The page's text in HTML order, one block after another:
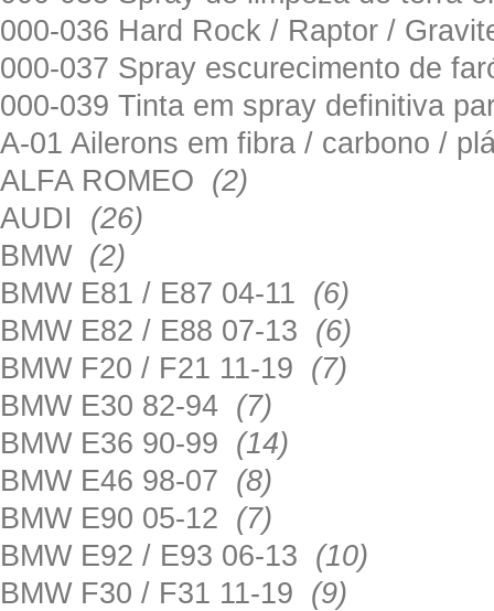
000-036 Hard Rock / Raptor /
000-037 Spray escurecimento de
000-039 Tinta em spray definitiva
A-01 Ailerons em fibra / carbono /
ALFA ROMEO (2)
AUDI (26)
BMW (2)
BMW E81 / E87 04-11 (6)
BMW E82 / E88 07-13 (6)
BMW F20 / F21 11-19 (7)
BMW E30 82-94 (7)
BMW E36 90-99 (14)
BMW E46 98-07 (8)
BMW E90 05-12 (7)
BMW E92 / E93 06-13 (10)
BMW F30 / F31 11-19 (9)